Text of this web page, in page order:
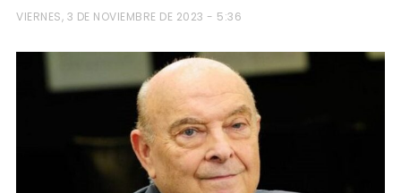
VIERNES, 3 DE NOVIEMBRE DE 2023 - 5:36